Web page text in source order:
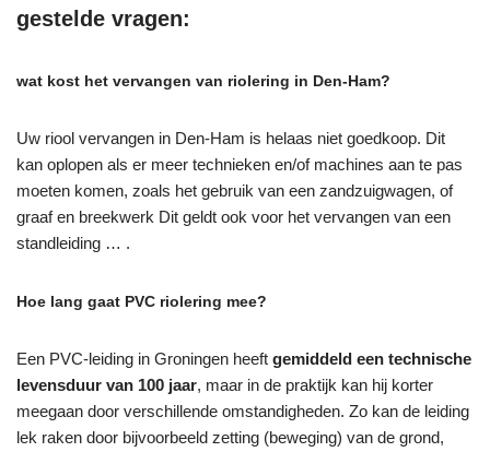
gestelde vragen:
wat kost het vervangen van riolering in Den-Ham?
Uw riool vervangen in Den-Ham is helaas niet goedkoop. Dit
kan oplopen als er meer technieken en/of machines aan te pas
moeten komen, zoals het gebruik van een zandzuigwagen, of
graaf en breekwerk Dit geldt ook voor het vervangen van een
standleiding … .
Hoe lang gaat PVC riolering mee?
Een PVC-leiding in Groningen heeft gemiddeld een technische
levensduur van 100 jaar, maar in de praktijk kan hij korter
meegaan door verschillende omstandigheden. Zo kan de leiding
lek raken door bijvoorbeeld zetting (beweging) van de grond,